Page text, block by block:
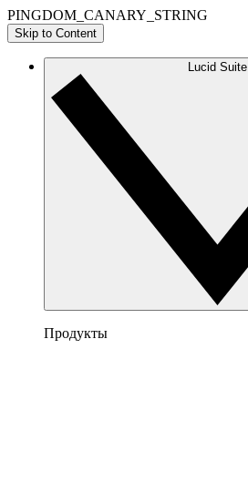
PINGDOM_CANARY_STRING
Skip to Content
Lucid Suite
Продукты